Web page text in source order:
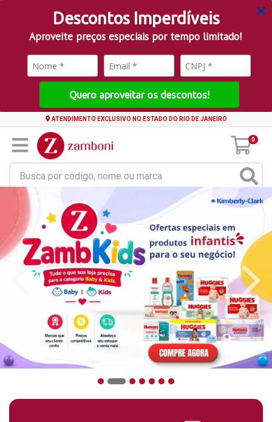
Descontos Imperdíveis
Aproveite preços especiais por tempo limitado!
Quero aproveitar os descontos!
ATENDIMENTO EXCLUSIVO NO ESTADO DO RIO DE JANEIRO
0